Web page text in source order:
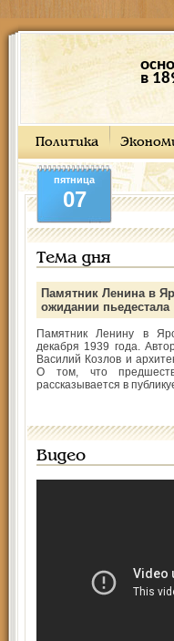
в
Политика
пятница
07
Тема дня
Памятник Ленина в
ожидании пьедестала
Памятник Ленину в
декабря 1939 года.
Василий Козлов и
О том, что
рассказывается в
Видео